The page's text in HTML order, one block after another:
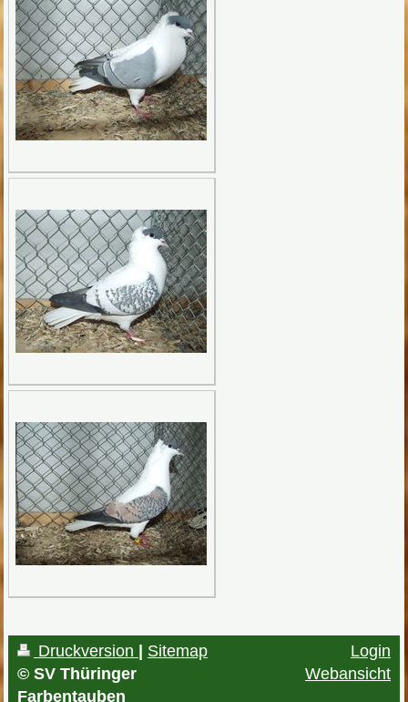
Druckversion | Sitemap
© SV Thüringer
Farbentauben
Login
Webansicht